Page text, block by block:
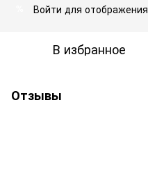
Войти для
В избранное
Отзывы